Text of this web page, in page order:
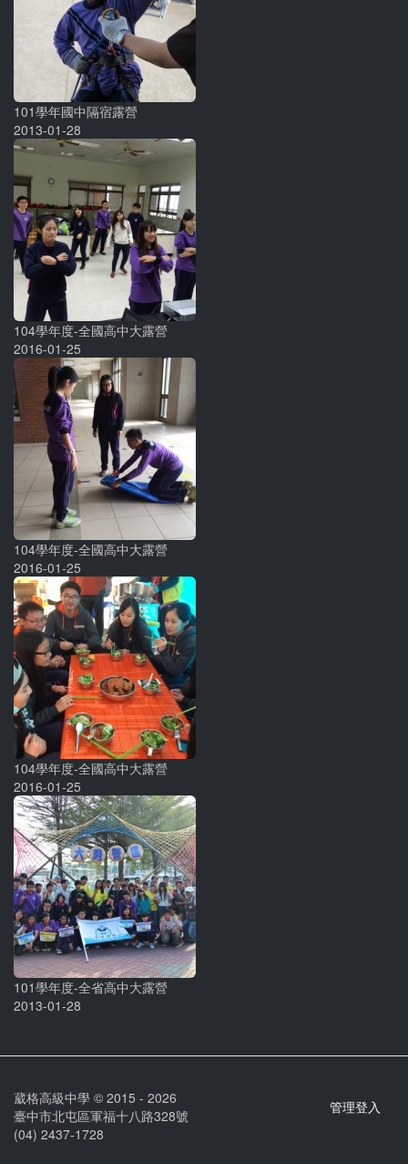
101學年國中隔宿露營
2013-01-28
104學年度-全國高中大露營
2016-01-25
104學年度-全國高中大露營
2016-01-25
104學年度-全國高中大露營
2016-01-25
101學年度-全省高中大露營
2013-01-28
管理登入
葳格高級中學 © 2015 - 2026
臺中市北屯區軍福十八路328號
(04) 2437-1728